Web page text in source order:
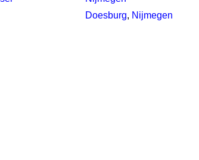
Doesburg, Nijmegen